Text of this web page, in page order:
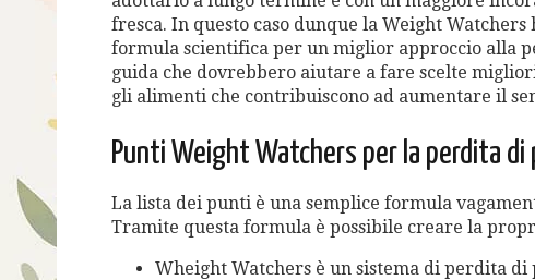
fresca. In questo caso dunque la Weight
formula scientifica per un miglior approccio alla
guida che dovrebbero aiutare a fare scelte
gli alimenti che contribuiscono ad aumentare il
Punti Weight Watchers per la perdita di
La lista dei punti è una semplice formula
Tramite questa formula è possibile creare la
Wheight Watchers è un sistema di perdita di